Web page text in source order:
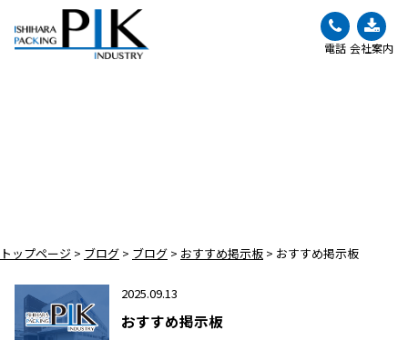
電話 会社案内
トップページ > ブログ > ブログ > おすすめ掲示板 > おすすめ掲示板
2025.09.13
おすすめ掲示板